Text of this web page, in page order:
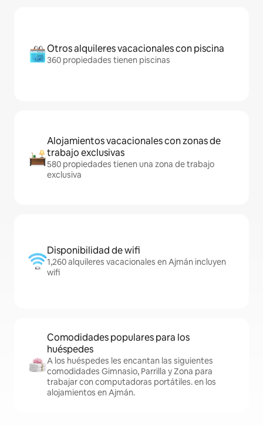
Otros alquileres vacacionales con piscina
360 propiedades tienen piscinas
Alojamientos vacacionales con zonas de
trabajo exclusivas
580 propiedades tienen una zona de trabajo
exclusiva
Disponibilidad de wifi
1,260 alquileres vacacionales en Ajmán incluyen
wifi
Comodidades populares para los
huéspedes
A los huéspedes les encantan las siguientes
comodidades Gimnasio, Parrilla y Zona para
trabajar con computadoras portátiles. en los
alojamientos en Ajmán.